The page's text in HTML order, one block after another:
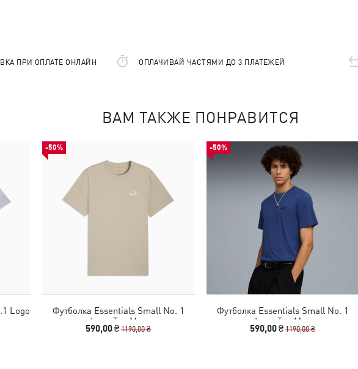
ПРИ ОПЛАТЕ ОНЛАЙН ОПЛАЧИВАЙ ЧАСТЯМИ ДО 3 ПЛАТЕЖЕЙ
ВАМ ТАКЖЕ ПОНРАВИТСЯ
Logo
-50%
Футболка Essentials Small No. 1
Logo Tee Men
590,00 ₴1190,00 ₴
-50%
Футболка Essentials Small No. 1
Logo Tee Men
590,00 ₴1190,00 ₴